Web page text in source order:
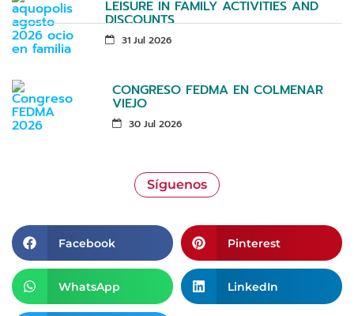
LEISURE IN FAMILY ACTIVITIES AND
DISCOUNTS
31 Jul 2026
CONGRESO FEDMA EN COLMENAR
VIEJO
30 Jul 2026
Síguenos
Facebook Pinterest
WhatsApp LinkedIn